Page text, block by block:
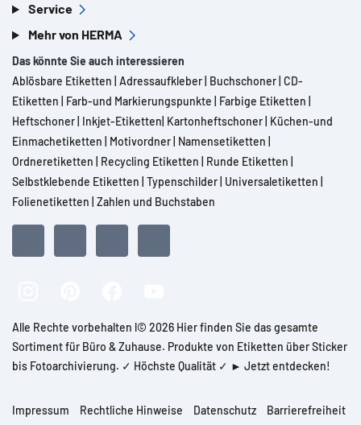
Service
Mehr von HERMA
Das könnte Sie auch interessieren
Ablösbare Etiketten Adressaufkleber Buchschoner CD-
Etiketten
Farb-und Markierungspunkte Farbige Etiketten
Heftschoner Inkjet-Etiketten Kartonheftschoner Küchen-und
Einmachetiketten
Motivordner Namensetiketten
Ordneretiketten
Recycling Etiketten Runde Etiketten
Selbstklebende Etiketten Typenschilder Universaletiketten
Folienetiketten Zahlen und Buchstaben
Alle Rechte vorbehalten l© 2026 Hier finden Sie das gesamte
Sortiment für Büro & Zuhause. Produkte von Etiketten über Sticker
bis Fotoarchivierung. ✓ Höchste Qualität ✓ ► Jetzt entdecken!
Impressum Rechtliche Hinweise Datenschutz
Barrierefreiheit